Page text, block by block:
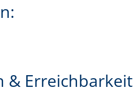
& Erreichbarkeit